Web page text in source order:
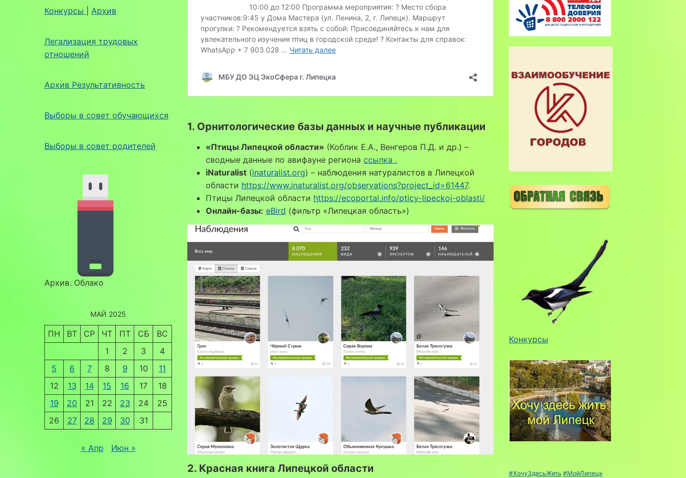
Конкурсы Архив
Легализация трудовых
отношений
Архив Результативность
Выборы в совет обучающихся
Выборы в совет родителей
Архив. Облако
МАЙ 2025
ПН ВТ СР ЧТ ПТ СБ
ВС
1
2 3
4
5
6 7 8 9 10
11
12
13 14 15 16 17
18
19
20 21 22 23 24
25
26
27 28 29 30 31
« Апр Июн »
1. Орнитологические базы данных и научные публикации
«Птицы Липецкой области» (Коблик Е.А., Венгеров П.Д. и др.) –
сводные данные по авифауне региона ссылка .
iNaturalist (inaturalist.org) – наблюдения натуралистов в Липецкой
области https://www.inaturalist.org/observations?project_id=61447.
Птицы Липецкой области https://ecoportal.info/pticy-lipeckoj-oblasti/
Онлайн-базы: eBird (фильтр «Липецкая область»)
2. Красная книга Липецкой области
Конкурсы
#ХочуЗдесьЖить #МойЛипецк